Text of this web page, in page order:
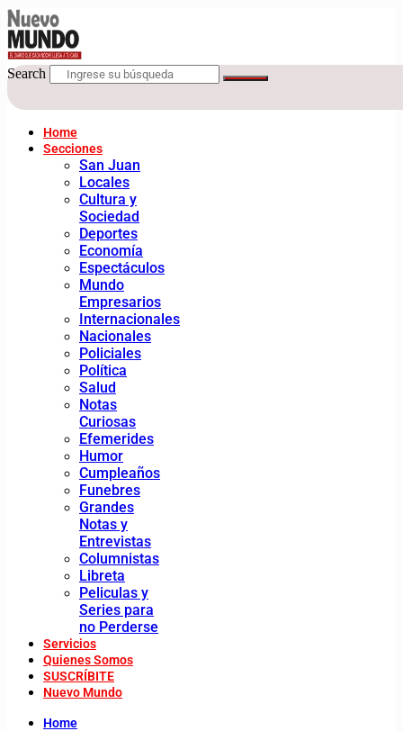
Search
Home
Secciones
San Juan
Locales
Cultura y
Sociedad
Deportes
Economía
Espectáculos
Mundo
Empresarios
Internacionales
Nacionales
Policiales
Política
Salud
Notas
Curiosas
Efemerides
Humor
Cumpleaños
Funebres
Grandes
Notas y
Entrevistas
Columnistas
Libreta
Peliculas y
Series para
no Perderse
Servicios
Quienes Somos
SUSCRÍBITE
Nuevo Mundo
Home